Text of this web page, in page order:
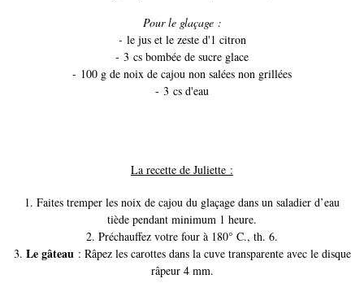
Pour le glaçage :
- le jus et le zeste d'1 citron
- 3 cs bombée de sucre glace
- 100 g de noix de cajou non salées non grillées
- 3 cs d'eau
La recette de Juliette :
1. Faites tremper les noix de cajou du glaçage dans un saladier d’eau
tiède pendant minimum 1 heure.
2. Préchauffez votre four à 180° C., th. 6.
3. Le gâteau: Râpez les carottes dans la cuve transparente avec le disque
râpeur 4 mm.